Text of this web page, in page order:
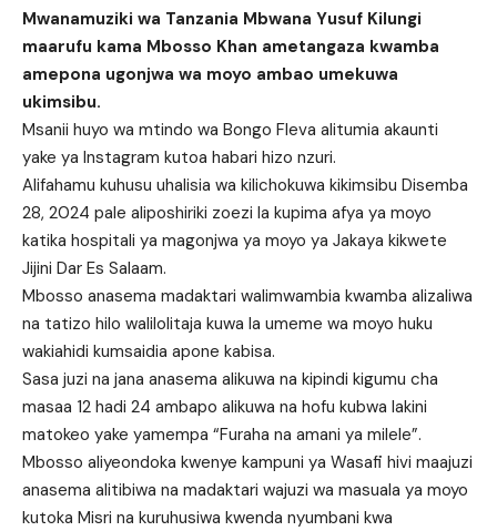
Mwanamuziki wa Tanzania Mbwana Yusuf Kilungi
maarufu kama Mbosso Khan ametangaza kwamba
amepona ugonjwa wa moyo ambao umekuwa
ukimsibu.
Msanii huyo wa mtindo wa Bongo Fleva alitumia akaunti
yake ya Instagram kutoa habari hizo nzuri.
Alifahamu kuhusu uhalisia wa kilichokuwa kikimsibu Disemba
28, 2024 pale aliposhiriki zoezi la kupima afya ya moyo
katika hospitali ya magonjwa ya moyo ya Jakaya kikwete
Jijini Dar Es Salaam.
Mbosso anasema madaktari walimwambia kwamba alizaliwa
na tatizo hilo walilolitaja kuwa la umeme wa moyo huku
wakiahidi kumsaidia apone kabisa.
Sasa juzi na jana anasema alikuwa na kipindi kigumu cha
masaa 12 hadi 24 ambapo alikuwa na hofu kubwa lakini
matokeo yake yamempa “Furaha na amani ya milele”.
Mbosso aliyeondoka kwenye kampuni ya Wasafi hivi maajuzi
anasema alitibiwa na madaktari wajuzi wa masuala ya moyo
kutoka Misri na kuruhusiwa kwenda nyumbani kwa